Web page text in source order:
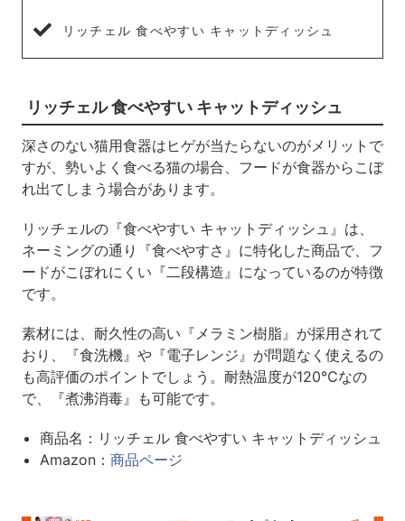
リッチェル 食べやすい キャットディッシュ
リッチェル 食べやすい キャットディッシュ
深さのない猫用食器はヒゲが当たらないのがメリットで
すが、勢いよく食べる猫の場合、フードが食器からこぼ
れ出てしまう場合があります。
リッチェルの『食べやすい キャットディッシュ』は、
ネーミングの通り『食べやすさ』に特化した商品で、フ
ードがこぼれにくい『二段構造』になっているのが特徴
です。
素材には、耐久性の高い『メラミン樹脂』が採用されて
おり、『食洗機』や『電子レンジ』が問題なく使えるの
も高評価のポイントでしょう。耐熱温度が120℃なの
で、『煮沸消毒』も可能です。
商品名：リッチェル 食べやすい キャットディッシュ
Amazon： 商品ページ